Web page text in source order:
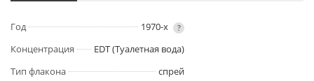
Год 1970-х ?
Концентрация
EDT (Туалетная вода)
Тип флакона
спрей